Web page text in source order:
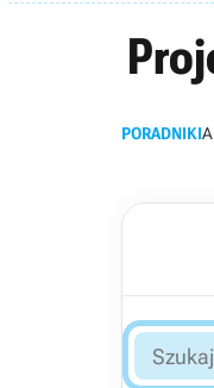
PORADNIKI